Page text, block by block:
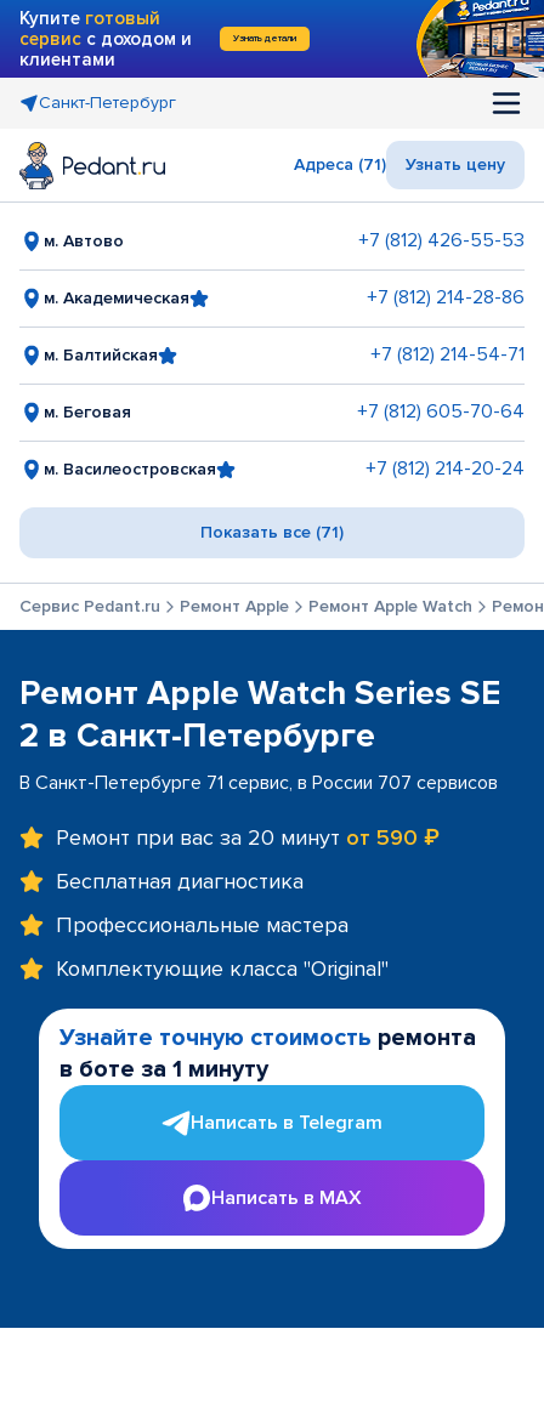
Купите готовый
сервис с доходом и
клиентами
Узнать детали
Санкт-Петербург
Адреса (71) Узнать цену
м. Автово +7 (812) 426-55-53
м. Академическая +7 (812) 214-28-86
м. Балтийская +7 (812) 214-54-71
м. Беговая +7 (812) 605-70-64
м. Василеостровская +7 (812) 214-20-24
Показать все (71)
Сервис Pedant.ru Ремонт Apple Ремонт Apple Watch
Ремонт Apple Watch Series SE
2 в Санкт-Петербурге
В Санкт-Петербурге 71 сервис, в России 707 сервисов
Ремонт при вас за 20 минут от 590 ₽
Бесплатная диагностика
Профессиональные мастера
Комплектующие класса "Original"
Узнайте точную стоимость ремонта
в боте за 1 минуту
Написать в Telegram
Написать в MAX